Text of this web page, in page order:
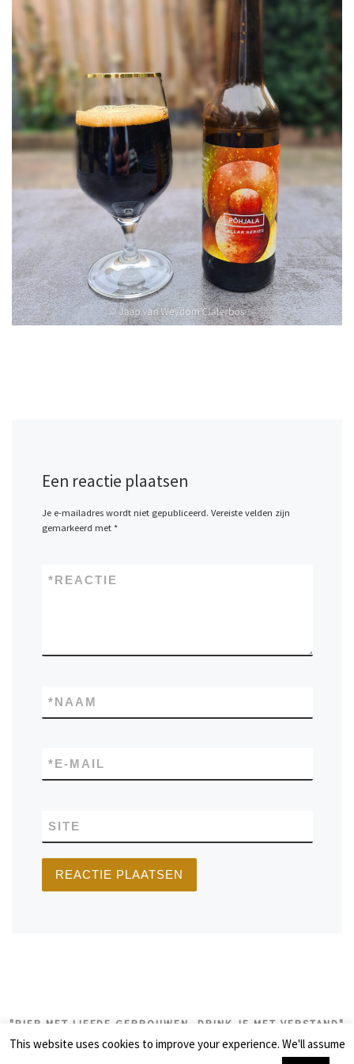
Een reactie plaatsen
Je e-mailadres wordt niet gepubliceerd. Vereiste velden zijn
gemarkeerd met *
REACTIE
*
NAAM
*
E-MAIL
*
SITE
"BIER MET LIEFDE GEBROUWEN, DRINK JE MET VERSTAND"
This website uses cookies to improve your experience. We'll assume